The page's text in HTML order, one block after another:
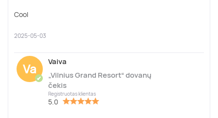
Cool
2025-05-03
Va
✔
Vaiva
„Vilnius Grand Resort“ dovanų
čekis
Registruotas klientas
5.0